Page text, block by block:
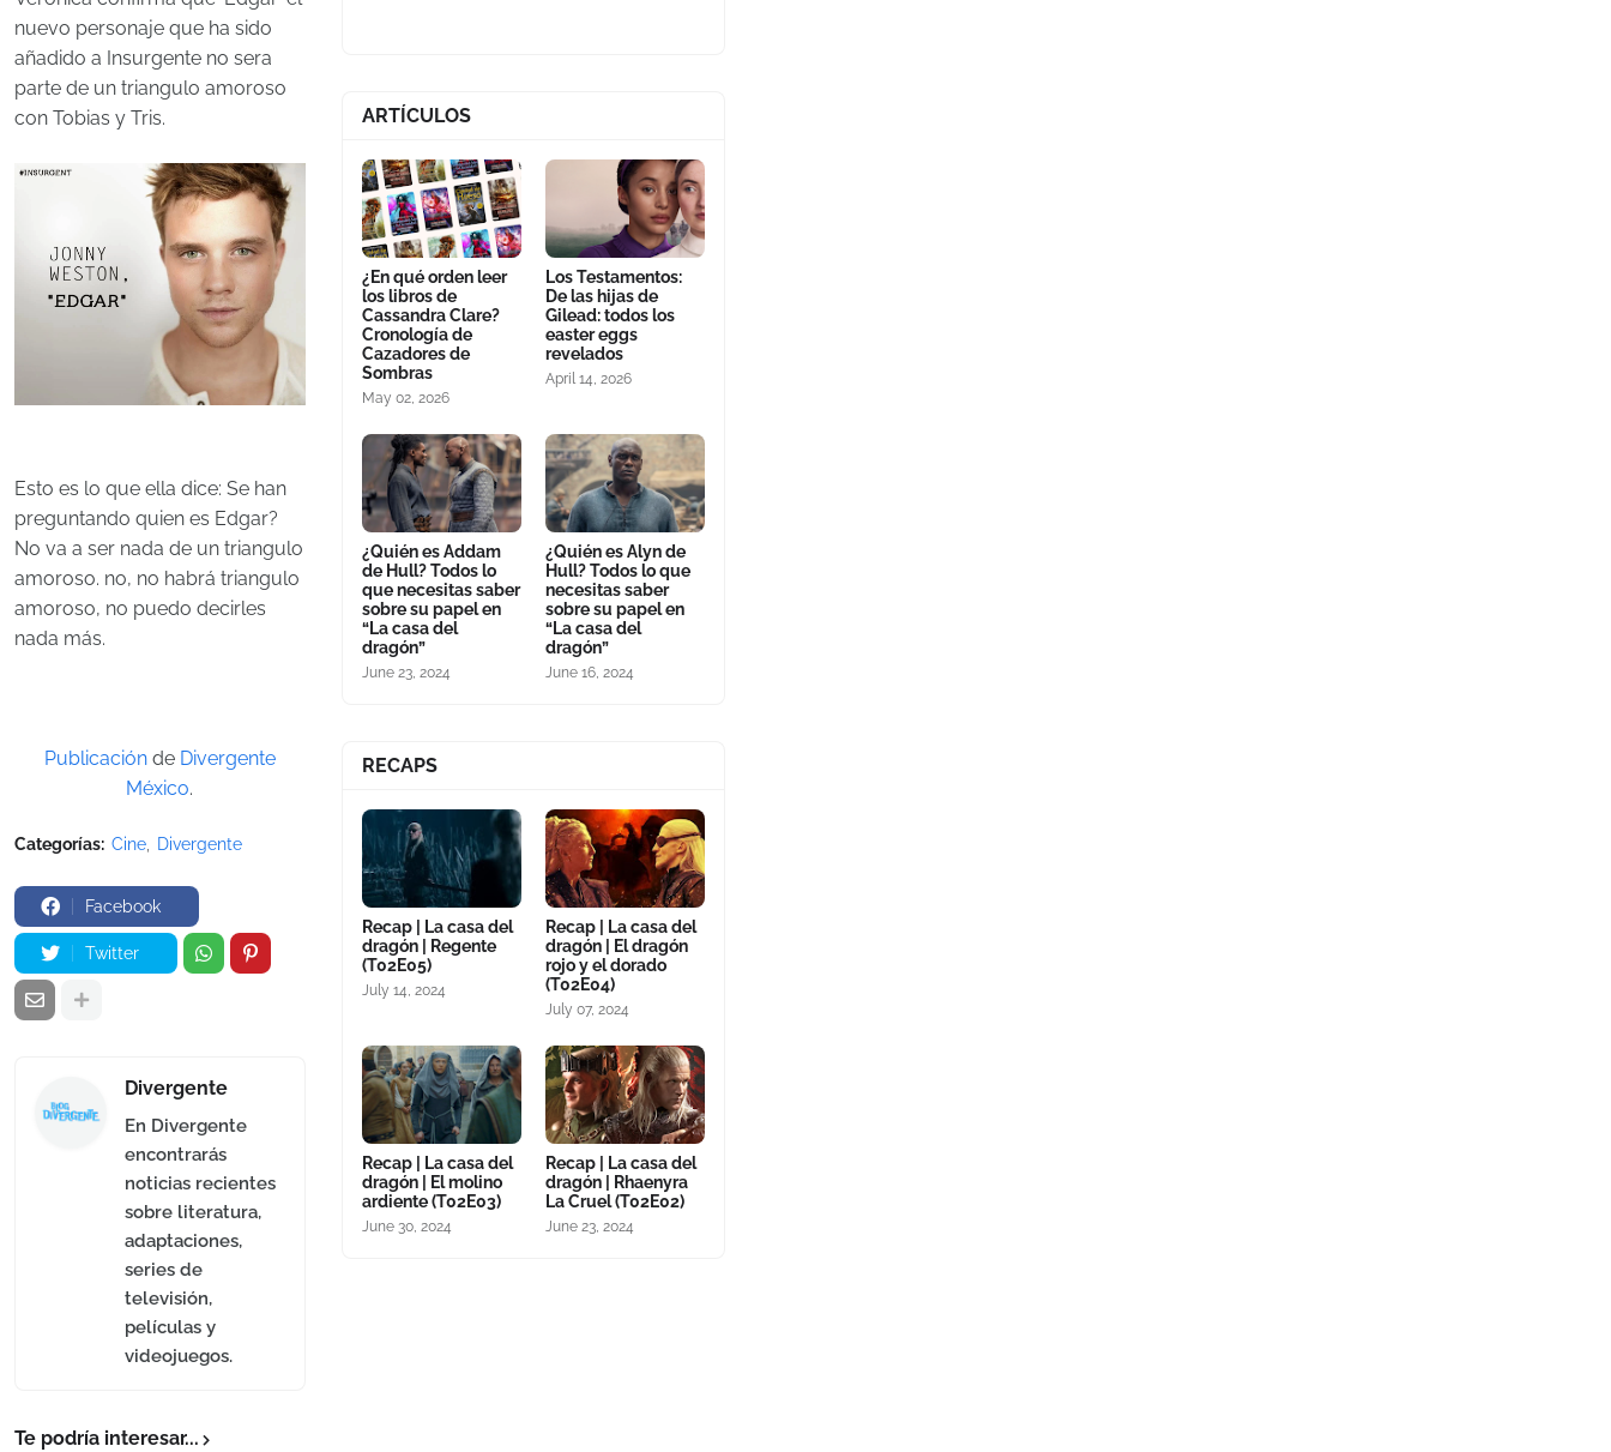
nuevo personaje que ha sido
añadido a Insurgente no sera
parte de un triangulo amoroso
con Tobias y Tris.
Esto es lo que ella dice: Se han
preguntando quien es Edgar?
No va a ser nada de un triangulo
amoroso. no, no habrá triangulo
amoroso, no puedo decirles
nada más.
Publicaciónde Divergente
México.
Categorías: Cine Divergente
Facebook
Twitter
Divergente
En Divergente
encontrarás
noticias recientes
sobre literatura,
adaptaciones,
series de
televisión,
películas y
videojuegos.
Te podría interesar...
ARTÍCULOS
¿En qué orden leer
los libros de
Cassandra Clare?
Cronología de
Cazadores de
Sombras
May 02, 2026
Los Testamentos:
De las hijas de
Gilead: todos los
easter eggs
revelados
April 14, 2026
¿Quién es Addam
de Hull? Todos lo
que necesitas saber
sobre su papel en
“La casa del
dragón”
June 23, 2024
¿Quién es Alyn de
Hull? Todos lo que
necesitas saber
sobre su papel en
“La casa del
dragón”
June 16, 2024
RECAPS
Recap | La casa del
dragón | Regente
(T02E05)
July 14, 2024
Recap | La casa del
dragón | El dragón
rojo y el dorado
(T02E04)
July 07, 2024
Recap | La casa del
dragón | El molino
ardiente (T02E03)
June 30, 2024
Recap | La casa del
dragón | Rhaenyra
La Cruel (T02E02)
June 23, 2024